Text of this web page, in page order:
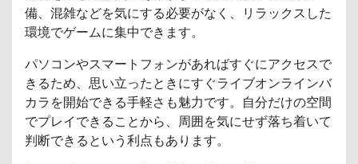
備、混雑などを気にする必要がなく、リラックスした
環境でゲームに集中できます。
パソコンやスマートフォンがあればすぐにアクセスで
きるため、思い立ったときにすぐライブオンラインバ
カラを開始できる手軽さも魅力です。自分だけの空間
でプレイできることから、周囲を気にせず落ち着いて
判断できるという利点もあります。